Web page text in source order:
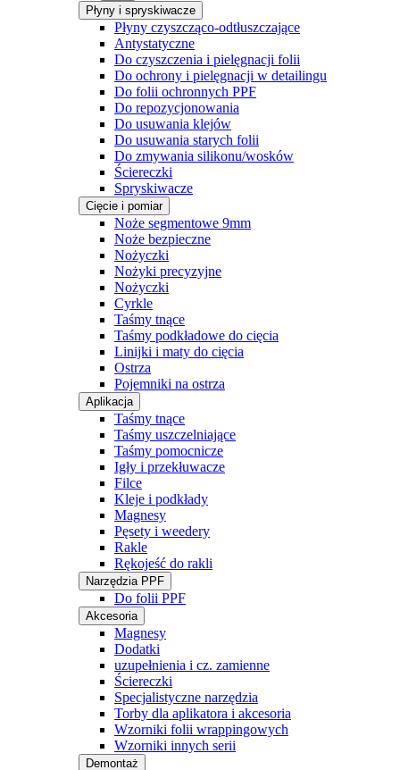
Płyny i spryskiwacze
Płyny czyszcząco-odtłuszczające
Antystatyczne
Do czyszczenia i pielęgnacji folii
Do ochrony i pielęgnacji w detailingu
Do folii ochronnych PPF
Do repozycjonowania
Do usuwania klejów
Do usuwania starych folii
Do zmywania silikonu/wosków
Ściereczki
Spryskiwacze
Cięcie i pomiar
Noże segmentowe 9mm
Noże bezpieczne
Nożyczki
Nożyki precyzyjne
Nożyczki
Cyrkle
Taśmy tnące
Taśmy podkładowe do cięcia
Linijki i maty do cięcia
Ostrza
Pojemniki na ostrza
Aplikacja
Taśmy tnące
Taśmy uszczelniające
Taśmy pomocnicze
Igły i przekłuwacze
Filce
Kleje i podkłady
Magnesy
Pęsety i weedery
Rakle
Rękojeść do rakli
Narzędzia PPF
Do folii PPF
Akcesoria
Magnesy
Dodatki
uzupełnienia i cz. zamienne
Ściereczki
Specjalistyczne narzędzia
Torby dla aplikatora i akcesoria
Wzorniki folii wrappingowych
Wzorniki innych serii
Demontaż